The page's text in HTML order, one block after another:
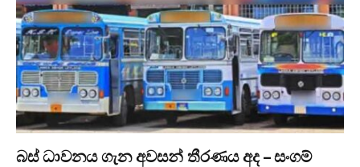
බස් ධාවනය ගැන අවසන් තීරණය අද – සංගම්